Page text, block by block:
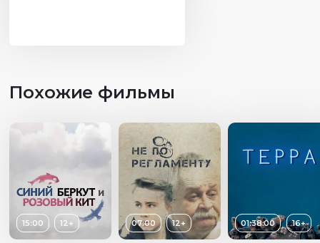
Похожие фильмы
15:00 12+ 07:00 12+ 01:38:00 16+